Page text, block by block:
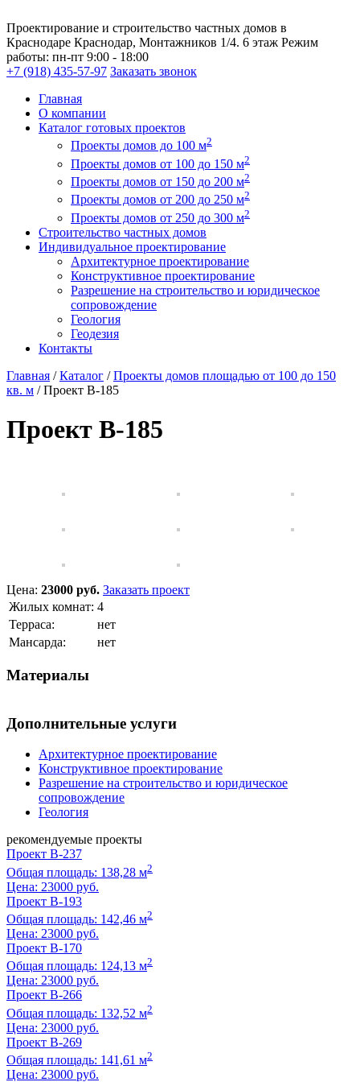
Проектирование и строительство частных домов в
Краснодаре Краснодар, Монтажников 1/4. 6 этаж Режим
работы: пн-пт 9:00 - 18:00
+7 (918) 435-57-97 Заказать звонок
Главная
О компании
Каталог готовых проектов
Проекты домов до 100 м2
Проекты домов от 100 до 150 м2
Проекты домов от 150 до 200 м2
Проекты домов от 200 до 250 м2
Проекты домов от 250 до 300 м2
Строительство частных домов
Индивидуальное проектирование
Архитектурное проектирование
Конструктивное проектирование
Разрешение на строительство и юридическое
сопровождение
Геология
Геодезия
Контакты
Главная /Каталог /Проекты домов площадью от 100 до 150
кв. м /Проект B-185
Проект B-185
Цена: 23000 руб. Заказать проект
Жилых комнат: 4
Терраса:
нет
Мансарда:
нет
Материалы
Дополнительные услуги
Архитектурное проектирование
Конструктивное проектирование
Разрешение на строительство и юридическое
сопровождение
Геология
рекомендуемые проекты
Проект B-237
Общая площадь: 138,28 м2
Цена: 23000 руб.
Проект B-193
Общая площадь: 142,46 м2
Цена: 23000 руб.
Проект B-170
Общая площадь: 124,13 м2
Цена: 23000 руб.
Проект B-266
Общая площадь: 132,52 м2
Цена: 23000 руб.
Проект B-269
Общая площадь: 141,61 м2
Цена: 23000 руб.